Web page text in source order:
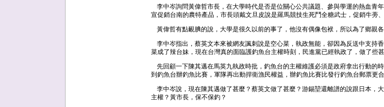
李中岑詢問黃偉哲市長，在大學時代是否是位關心公共議題、參與學運的熱血青
宣促銷台南的農特產品，市長頭戴文旦皮說是羅馬競技生死鬥全糖武士，促銷牛蒡、
黃偉哲有點靦腆的說，大學是很久以前的事了，他沒有偶像包袱，所以為了鄉親各
李中岑指出，蔡英文本來被網友諷刺說是空心菜，執政無能，卻因為反送中支持
菜成了辣台妹，現在台灣真的面臨護釣魚台主權時刻，民進黨已經執政了，做了些
先回顧一下陳其邁在馬英九執政時批，釣魚台的主權維護必須是政府拿出行動的
到釣魚台辦釣魚比賽，軍隊再出動捍衛漁民權益，辦釣魚比賽比發行釣魚台郵票更合
李中岑說，現在陳其邁做了甚麼？蔡英文做了甚麼？游錫堃還離譜的說跟日本，
主權？黃市長，保不保釣？